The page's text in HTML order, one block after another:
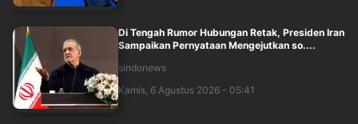
Di Tengah Rumor Hubungan Retak, Presiden Iran
Sampaikan Pernyataan Mengejutkan so....
sindonews
Kamis, 6 Agustus 2026 - 05:41